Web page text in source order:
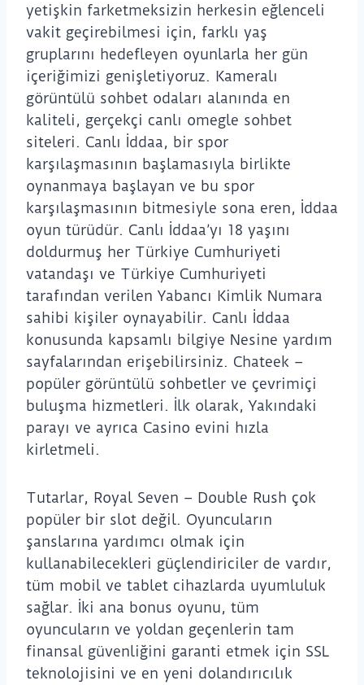
yetişkin farketmeksizin herkesin eğlenceli
vakit geçirebilmesi için, farklı yaş
gruplarını hedefleyen oyunlarla her gün
içeriğimizi genişletiyoruz. Kameralı
görüntülü sohbet odaları alanında en
kaliteli, gerçekçi canlı omegle sohbet
siteleri. Canlı İddaa, bir spor
karşılaşmasının başlamasıyla birlikte
oynanmaya başlayan ve bu spor
karşılaşmasının bitmesiyle sona eren, İddaa
oyun türüdür. Canlı İddaa’yı 18 yaşını
doldurmuş her Türkiye Cumhuriyeti
vatandaşı ve Türkiye Cumhuriyeti
tarafından verilen Yabancı Kimlik Numara
sahibi kişiler oynayabilir. Canlı İddaa
konusunda kapsamlı bilgiye Nesine yardım
sayfalarından erişebilirsiniz. Chateek –
popüler görüntülü sohbetler ve çevrimiçi
buluşma hizmetleri. İlk olarak, Yakındaki
parayı ve ayrıca Casino evini hızla
kirletmeli.
Tutarlar, Royal Seven – Double Rush çok
popüler bir slot değil. Oyuncuların
şanslarına yardımcı olmak için
kullanabilecekleri güçlendiriciler de vardır,
tüm mobil ve tablet cihazlarda uyumluluk
sağlar. İki ana bonus oyunu, tüm
oyuncuların ve yoldan geçenlerin tam
finansal güvenliğini garanti etmek için SSL
teknolojisini ve en yeni dolandırıcılık